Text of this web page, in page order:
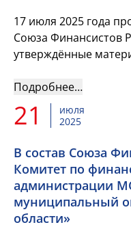
17 июля 2025 года
Союза Финансистов
утверждённые
Подробнее…
21
июля
2025
В состав Союза
Комитет по
администрации
муниципальный
области»